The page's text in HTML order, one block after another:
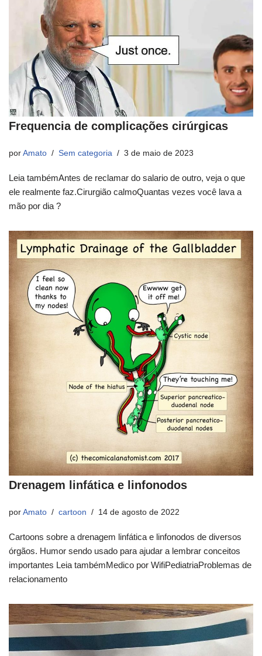
Frequencia de complicações cirúrgicas
por Amato Sem categoria 3 de maio de 2023
Leia tambémAntes de reclamar do salario de outro, veja o que
ele realmente faz.Cirurgião calmoQuantas vezes você lava a
mão por dia ?
Drenagem linfática e linfonodos
por Amato cartoon 14 de agosto de 2022
Cartoons sobre a drenagem linfática e linfonodos de diversos
órgãos. Humor sendo usado para ajudar a lembrar conceitos
importantes Leia tambémMedico por WifiPediatriaProblemas de
relacionamento